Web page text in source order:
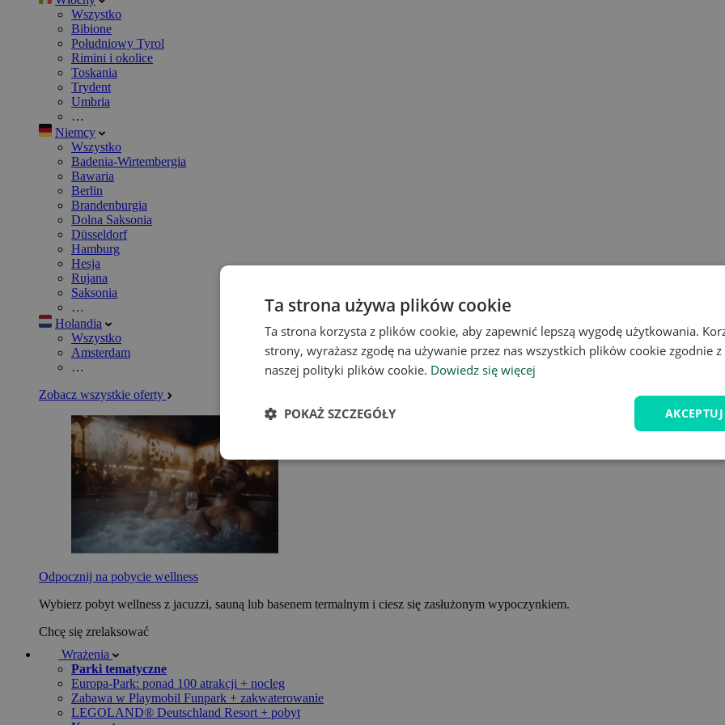
Wszystko
Bibione
Południowy Tyrol
Rimini i okolice
Toskania
Trydent
Umbria
…
Niemcy
Wszystko
Badenia-Wirtembergia
Bawaria
Berlin
Brandenburgia
Dolna Saksonia
Düsseldorf
Hamburg
Hesja
Rujana
Saksonia
…
Holandia
Wszystko
Amsterdam
…
Zobacz wszystkie oferty
Odpocznij na pobycie wellness
Wybierz pobyt wellness z jacuzzi, sauną lub basenem termalnym i ciesz się zasłużonym wypoczynkiem.
Chcę się zrelaksować
Wrażenia
Parki tematyczne
Europa-Park: ponad 100 atrakcji + nocleg
Zabawa w Playmobil Funpark + zakwaterowanie
LEGOLAND® Deutschland Resort + pobyt
Ta strona używa plików cookie
Ta strona korzysta z plików cookie, aby zapewnić lepszą wygodę użytkowania.
strony, wyrażasz zgodę na używanie przez nas wszystkich plików cookie zgodnie
naszej polityki plików cookie. Dowiedz się więcej
POKAŻ SZCZEGÓŁY